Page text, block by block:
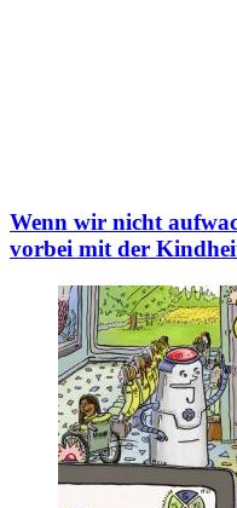
Wenn wir nicht
vorbei mit der